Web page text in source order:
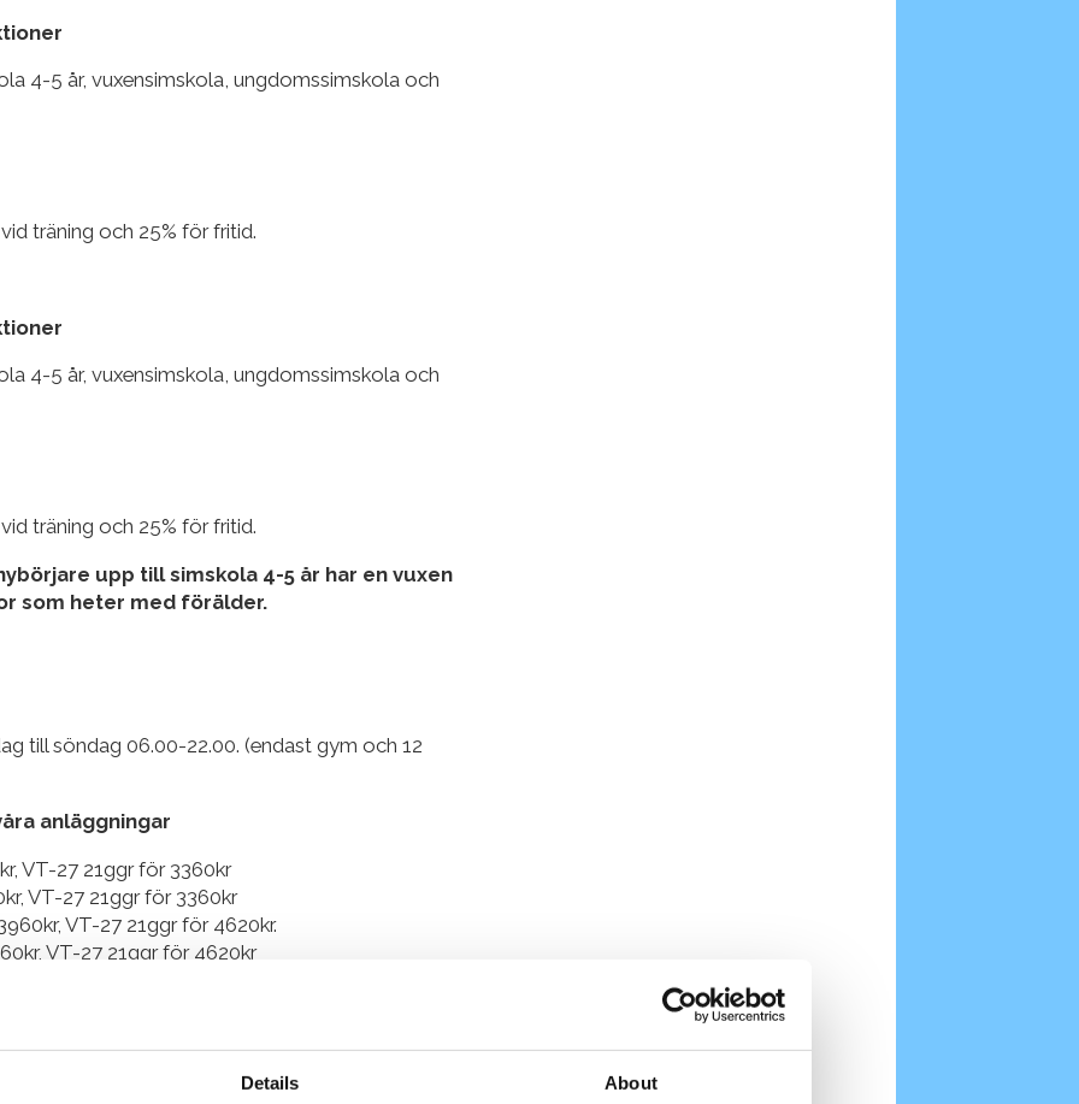
Details About
4-5 år, vuxensimskola, ungdomssimskola och
träning och 25% för fritid.
4-5 år, vuxensimskola, ungdomssimskola och
träning och 25% för fritid.
upp till simskola 4-5 år har en vuxen
som heter med förälder.
till söndag 06.00-22.00. (endast gym och 12
anläggningar
VT-27 21ggr för 3360kr
VT-27 21ggr för 3360kr
VT-27 21ggr för 4620kr.
VT-27 21ggr för 4620kr
och Tyresö.